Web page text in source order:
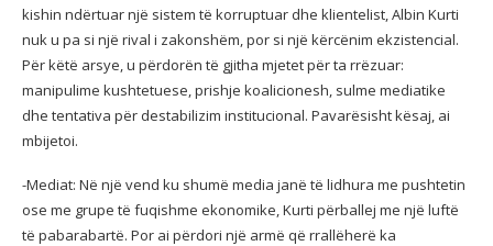
kishin ndërtuar një sistem të korruptuar dhe klientelist, Albin Kurti
nuk u pa si një rival i zakonshëm, por si një kërcënim ekzistencial.
Për këtë arsye, u përdorën të gjitha mjetet për ta rrëzuar:
manipulime kushtetuese, prishje koalicionesh, sulme mediatike
dhe tentativa për destabilizim institucional. Pavarësisht kësaj, ai
mbijetoi.
-Mediat: Në një vend ku shumë media janë të lidhura me pushtetin
ose me grupe të fuqishme ekonomike, Kurti përballej me një luftë
të pabarabartë. Por ai përdori një armë që rrallëherë ka